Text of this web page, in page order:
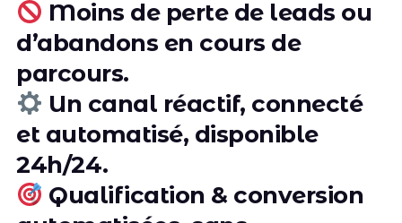
Moins de perte de leads ou
d’abandons en cours de
parcours.
Un canal réactif, connecté
et automatisé, disponible
24h/24.
Qualification & conversion